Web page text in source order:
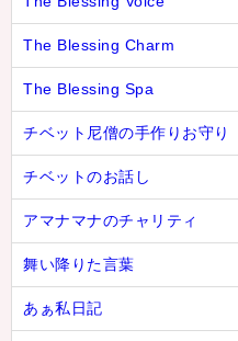
The Blessing Charm
The Blessing Spa
チベット尼僧の手作りお守り
チベットのお話し
アマナマナのチャリティ
舞い降りた言葉
あぁ私日記